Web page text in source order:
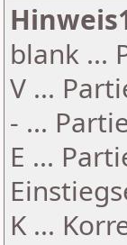
blank ...
V ...
- ...
E ...
K ...